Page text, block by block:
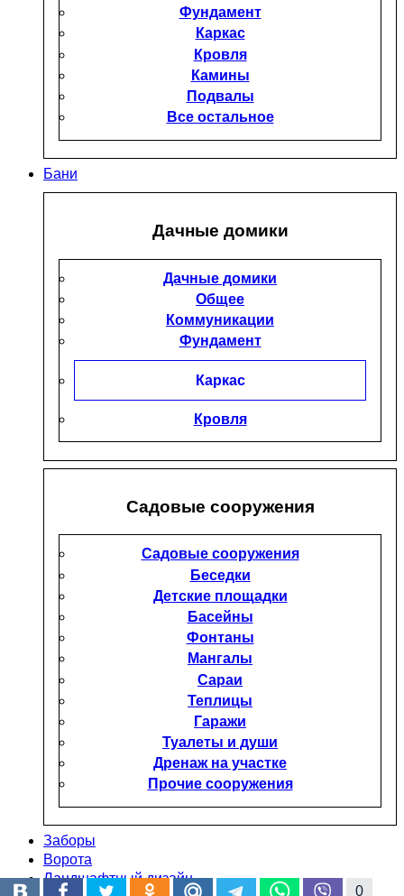
0
Фундамент
Каркас
Кровля
Камины
Подвалы
Все остальное
Бани
Дачные домики
Дачные домики
Общее
Коммуникации
Фундамент
Каркас
Кровля
Садовые сооружения
Садовые сооружения
Беседки
Детские площадки
Басейны
Фонтаны
Мангалы
Сараи
Теплицы
Гаражи
Туалеты и души
Дренаж на участке
Прочие сооружения
Заборы
Ворота
Ландшафтный дизайн